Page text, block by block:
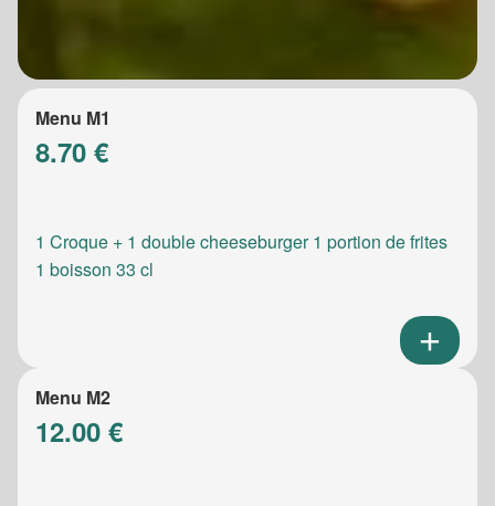
Menu M1
8.70 €
1 Croque + 1 double cheeseburger 1 portion de frites
1 boisson 33 cl
Menu M2
12.00 €